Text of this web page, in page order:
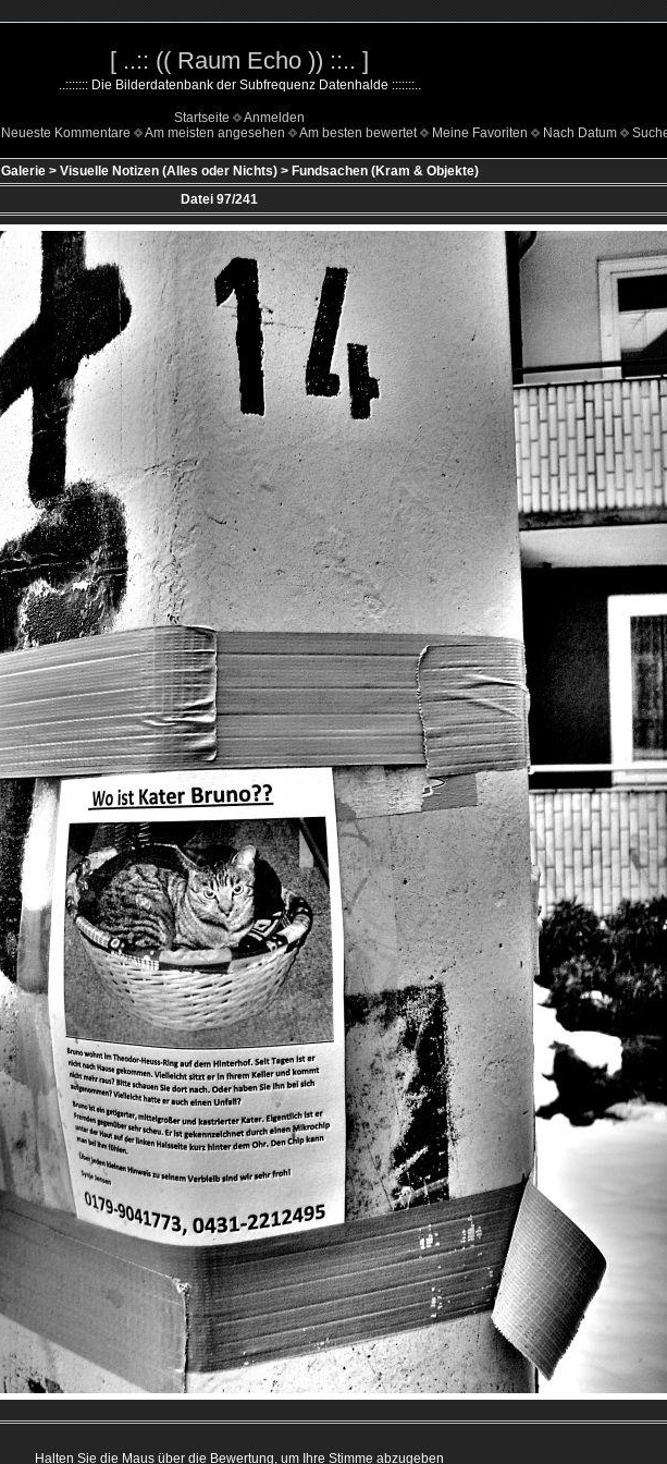
[ ..:: (( Raum Echo )) ::.. ]
..::::::: Die Bilderdatenbank der Subfrequenz Datenhalde :::::::..
Startseite
Anmelden
Neueste Kommentare Am meisten angesehen Am besten bewertet Meine Favoriten Nach Datum
Galerie> Visuelle Notizen (Alles oder Nichts)> Fundsachen (Kram & Objekte)
Datei 97/241
Halten Sie die Maus über die Bewertung, um Ihre Stimme abzugeben